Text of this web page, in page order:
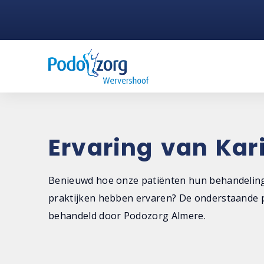
Ervaring van
Benieuwd hoe onze patiënten hun
praktijken hebben ervaren? De onderstaande
behandeld door Podozorg Almere.